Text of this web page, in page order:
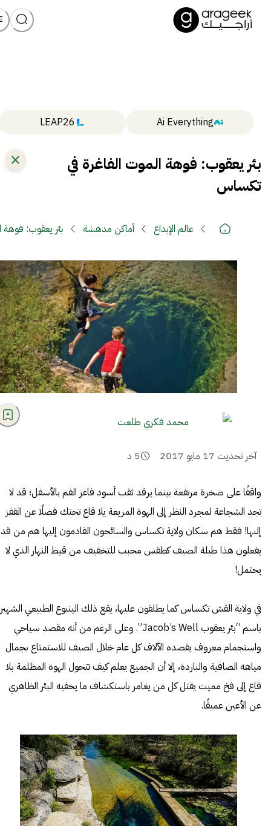
Ai Everything
LEAP26
بئر يعقوب: فوهة الموت الفاغرة في
تكساس
عالم الإبداع أماكن مدهشة بئر يعقوب:
محمد فكري طلعت
آخر تحديث 17 مايو 2017 5 د
واقفًا على صخرة مرتفعة بينما يرقد ثقب أسود فاغر الفم بالأسفل؛ قد لا
تجد الشجاعة لمجرد النظر إلى الهوة المريعة يلا قاع تحتك فضلًا عن القفز
إلىها! فقط هم سكان ولاية تكساس والسائحون القادمون إليها هم من قد
يفعلون هذا طيلة الصيف كطقس محبب للتخفيف من قيظ النهار الذي لا
يحتمل!
في ولاية القش تكساس كما يطلقون عليها، يقع ذلك الينبوع الطبيعي الشهير
باسم “بئر يعقوب Jacob’s Well”. وعلى الرغم من أنه مقصد سياحي
واستجمام معروف يقصده الآلاف كل عام خلال الصيف للاستمتاع بجمال
مياهه الصافية والباردة، إلا أن الجميع يعلم كيف تتحول الهوة المظلمة بلا
قاع إلى فخ مميت يقتل كل من يغامر باستكشاف ما يخفيه البئر الظاهري
عن الأعين عميقًا.